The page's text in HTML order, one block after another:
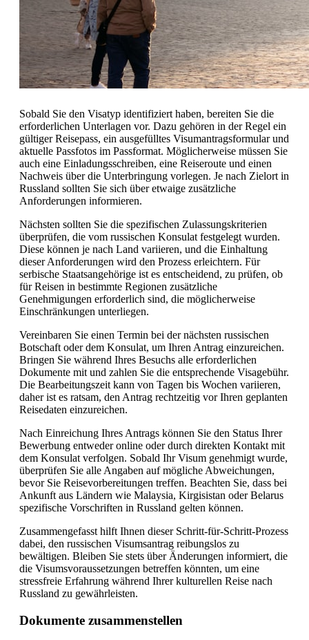
Sobald Sie den Visatyp identifiziert haben, bereiten Sie die
erforderlichen Unterlagen vor. Dazu gehören in der Regel ein
gültiger Reisepass, ein ausgefülltes Visumantragsformular und
aktuelle Passfotos im Passformat. Möglicherweise müssen Sie
auch eine Einladungsschreiben, eine Reiseroute und einen
Nachweis über die Unterbringung vorlegen. Je nach Zielort in
Russland sollten Sie sich über etwaige zusätzliche
Anforderungen informieren.
Nächsten sollten Sie die spezifischen Zulassungskriterien
überprüfen, die vom russischen Konsulat festgelegt wurden.
Diese können je nach Land variieren, und die Einhaltung
dieser Anforderungen wird den Prozess erleichtern. Für
serbische Staatsangehörige ist es entscheidend, zu prüfen, ob
für Reisen in bestimmte Regionen zusätzliche
Genehmigungen erforderlich sind, die möglicherweise
Einschränkungen unterliegen.
Vereinbaren Sie einen Termin bei der nächsten russischen
Botschaft oder dem Konsulat, um Ihren Antrag einzureichen.
Bringen Sie während Ihres Besuchs alle erforderlichen
Dokumente mit und zahlen Sie die entsprechende Visagebühr.
Die Bearbeitungszeit kann von Tagen bis Wochen variieren,
daher ist es ratsam, den Antrag rechtzeitig vor Ihren geplanten
Reisedaten einzureichen.
Nach Einreichung Ihres Antrags können Sie den Status Ihrer
Bewerbung entweder online oder durch direkten Kontakt mit
dem Konsulat verfolgen. Sobald Ihr Visum genehmigt wurde,
überprüfen Sie alle Angaben auf mögliche Abweichungen,
bevor Sie Reisevorbereitungen treffen. Beachten Sie, dass bei
Ankunft aus Ländern wie Malaysia, Kirgisistan oder Belarus
spezifische Vorschriften in Russland gelten können.
Zusammengefasst hilft Ihnen dieser Schritt-für-Schritt-Prozess
dabei, den russischen Visumsantrag reibungslos zu
bewältigen. Bleiben Sie stets über Änderungen informiert, die
die Visumsvoraussetzungen betreffen könnten, um eine
stressfreie Erfahrung während Ihrer kulturellen Reise nach
Russland zu gewährleisten.
Dokumente zusammenstellen